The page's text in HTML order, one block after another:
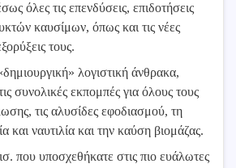
όλες τις επενδύσεις, επιδοτήσεις
καυσίμων, όπως και τις νέες
τους.
λογιστική άνθρακα,
συνολικές εκπομπές για όλους τους
τις αλυσίδες εφοδιασμού, τη
και ναυτιλία και την καύση βιομάζας.
που υποσχεθήκατε στις πιο ευάλωτες